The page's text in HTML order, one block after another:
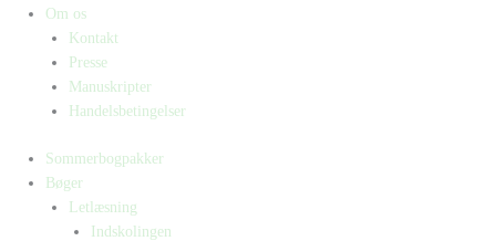
Om os
Kontakt
Presse
Manuskripter
Handelsbetingelser
Sommerbogpakker
Bøger
Letlæsning
Indskolingen